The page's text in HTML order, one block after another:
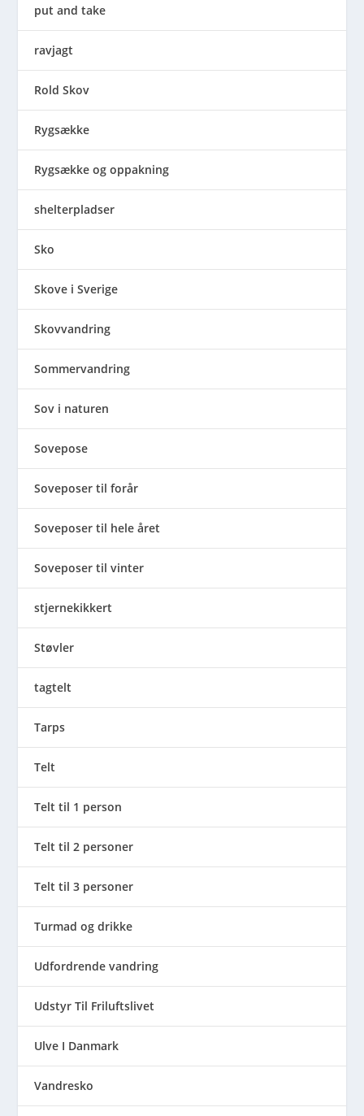
put and take
ravjagt
Rold Skov
Rygsække
Rygsække og oppakning
shelterpladser
Sko
Skove i Sverige
Skovvandring
Sommervandring
Sov i naturen
Sovepose
Soveposer til forår
Soveposer til hele året
Soveposer til vinter
stjernekikkert
Støvler
tagtelt
Tarps
Telt
Telt til 1 person
Telt til 2 personer
Telt til 3 personer
Turmad og drikke
Udfordrende vandring
Udstyr Til Friluftslivet
Ulve I Danmark
Vandresko